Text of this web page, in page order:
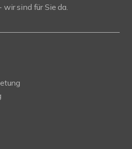
wir sind für Sie da.